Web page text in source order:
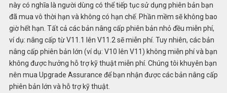
này có nghĩa là người dùng có thể tiếp tục sử dụng phiên bản bạn
đã mua vô thời hạn và không có hạn chế. Phần mềm sẽ không bao
giờ hết hạn. Tất cả các bản nâng cấp phiên bản nhỏ đều miễn phí,
ví dụ: nâng cấp từ V11.1 lên V11.2 sẽ miễn phí. Tuy nhiên, các bản
nâng cấp phiên bản lớn (ví dụ: V10 lên V11) không miễn phí và bạn
không được hưởng hỗ trợ kỹ thuật miễn phí. Chúng tôi khuyên bạn
nên mua Upgrade Assurance để bạn nhận được các bản nâng cấp
phiên bản lớn và hỗ trợ kỹ thuật.